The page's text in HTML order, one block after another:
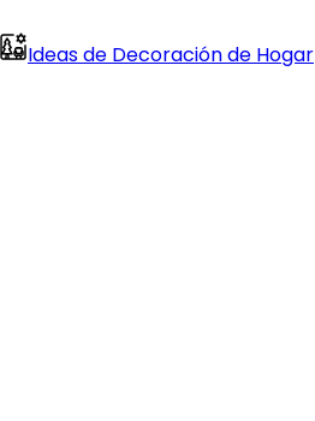
Ideas de Decoración de Hogar